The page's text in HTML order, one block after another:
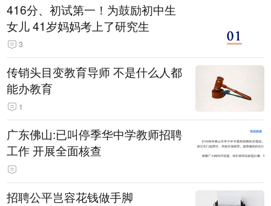
416分、初试第一！为鼓励初中生
女儿 41岁妈妈考上了研究生
3
传销头目变教育导师 不是什么人都
能办教育
1
广东佛山:已叫停季华中学教师招聘
工作 开展全面核查
招聘公平岂容花钱做手脚